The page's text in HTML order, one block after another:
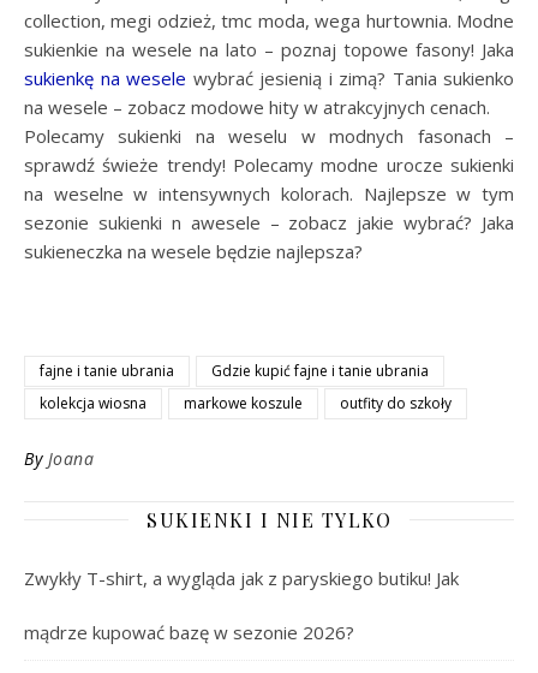
collection, megi odzież, tmc moda, wega hurtownia. Modne
sukienkie na wesele na lato – poznaj topowe fasony! Jaka
sukienkę na wesele wybrać jesienią i zimą? Tania sukienko
na wesele – zobacz modowe hity w atrakcyjnych cenach.
Polecamy sukienki na weselu w modnych fasonach –
sprawdź świeże trendy! Polecamy modne urocze sukienki
na weselne w intensywnych kolorach. Najlepsze w tym
sezonie sukienki n awesele – zobacz jakie wybrać? Jaka
sukieneczka na wesele będzie najlepsza?
fajne i tanie ubrania
Gdzie kupić fajne i tanie ubrania
kolekcja wiosna
markowe koszule outfity do szkoły
By Joana
SUKIENKI I NIE TYLKO
Zwykły T-shirt, a wygląda jak z paryskiego butiku! Jak
mądrze kupować bazę w sezonie 2026?